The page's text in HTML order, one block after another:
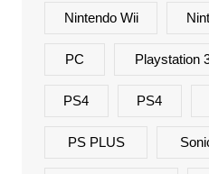
Nintendo Wii
PC Playstation
PS4 PS4
PS PLUS